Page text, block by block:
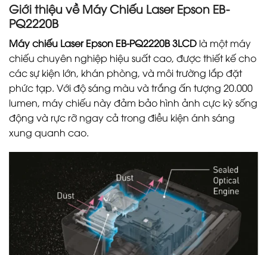
Giới thiệu về Máy Chiếu Laser Epson EB-
PQ2220B
Máy chiếu Laser Epson EB-PQ2220B 3LCD là một máy
chiếu chuyên nghiệp hiệu suất cao, được thiết kế cho
các sự kiện lớn, khán phòng, và môi trường lắp đặt
phức tạp. Với độ sáng màu và trắng ấn tượng 20.000
lumen, máy chiếu này đảm bảo hình ảnh cực kỳ sống
động và rực rỡ ngay cả trong điều kiện ánh sáng
xung quanh cao.